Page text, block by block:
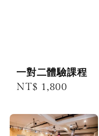
一對二體驗課程
Regular
NT$ 1,800